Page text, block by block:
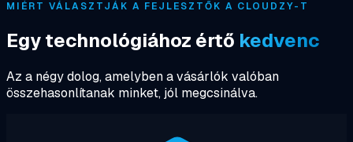
MIÉRT VÁLASZTJÁK A FEJLESZTŐK A CLOUDZY-T
Egy technológiához értő kedvenc
Az a négy dolog, amelyben a vásárlók valóban
összehasonlítanak minket, jól megcsinálva.